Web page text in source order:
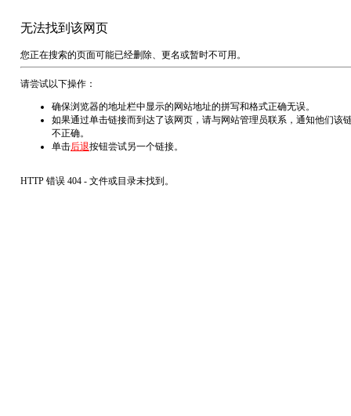
无法找到该网页
您正在搜索的页面可能已经删除、更名或暂时不可用。
请尝试以下操作：
确保浏览器的地址栏中显示的网站地址的拼写和格式正确无误。
如果通过单击链接而到达了该网页，请与网站管理员联系，通知他们该
不正确。
单击后退按钮尝试另一个链接。
HTTP 错误 404 - 文件或目录未找到。